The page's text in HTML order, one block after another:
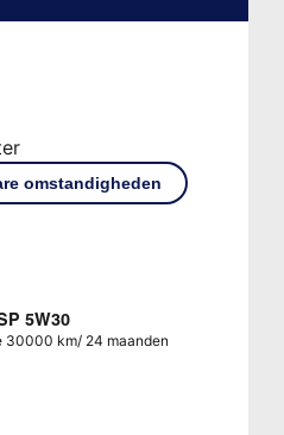
omstandigheden
5W30
30000 km/ 24 maanden